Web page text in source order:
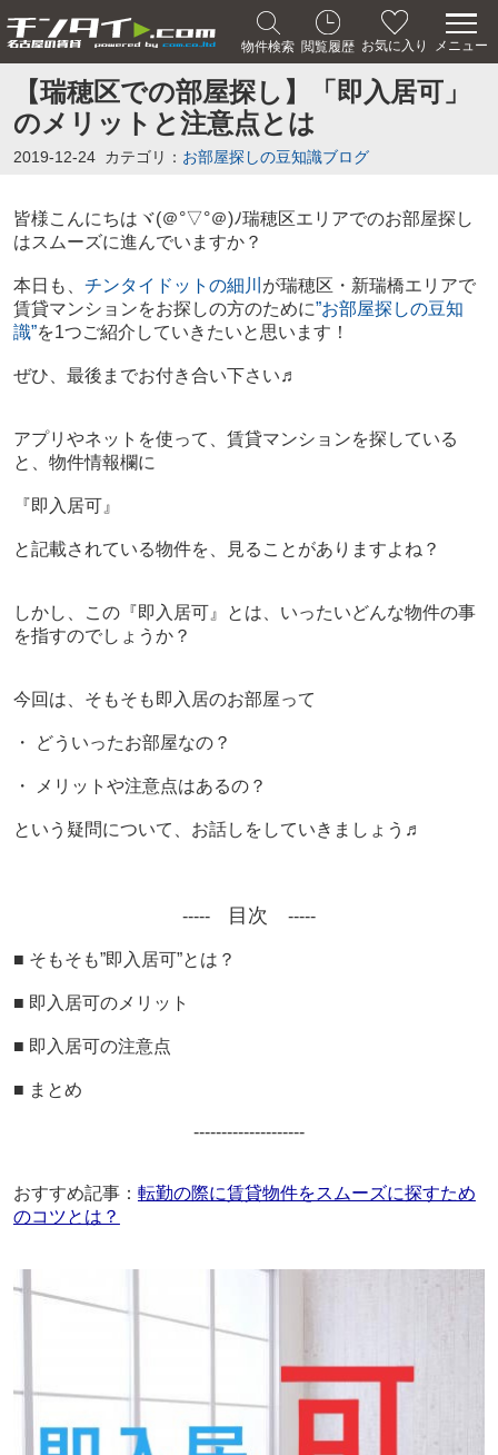
物件検索 閲覧履歴 お気に入り メニュー
【瑞穂区での部屋探し】「即入居可」
のメリットと注意点とは
2019-12-24 カテゴリ： お部屋探しの豆知識ブログ
皆様こんにちは ヾ(＠°▽°＠)ﾉ瑞穂区エリアでのお部屋探し
はスムーズに進んでいますか？
本日も、 チンタイドットの細川 が瑞穂区・新瑞橋エリアで
賃貸マンションをお探しの方のために”お部屋探しの豆知
識”を1つご紹介していきたいと思います！
ぜひ、最後までお付き合い下さい♬
アプリやネットを使って、賃貸マンションを探している
と、物件情報欄に
『即入居可』
と記載されている物件を、見ることがありますよね？
しかし、この『即入居可』とは、いったいどんな物件の事
を指すのでしょうか？
今回は、そもそも即入居のお部屋って
・ どういったお部屋なの？
・ メリットや注意点はあるの？
という疑問について、お話しをしていきましょう♬
----- 目次 -----
■ そもそも”即入居可”とは？
■ 即入居可のメリット
■ 即入居可の注意点
■ まとめ
--------------------
おすすめ記事： 転勤の際に賃貸物件をスムーズに探すため
のコツとは？